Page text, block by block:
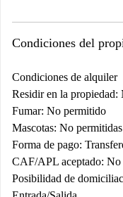
Condiciones del
Condiciones de alquiler
Residir en la propiedad:
Fumar: No permitido
Mascotas: No permitidas
Forma de pago:
CAF/APL aceptado: No
Posibilidad de